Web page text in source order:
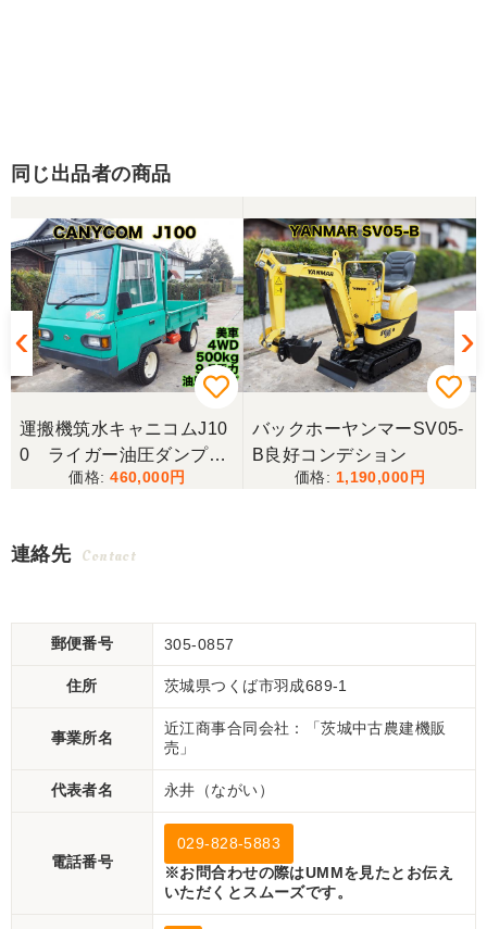
同じ出品者の商品
運搬機筑水キャニコムJ10
0 ライガー油圧ダンプ、
パワステ、公道可
460,000
バックホーヤンマーSV05-
B良好コンデション
1,190,000
連絡先 Contact
郵便番号 305-0857
住所 茨城県つくば市羽成689-1
事業所名
近江商事合同会社：「茨城中古農建機販
売」
代表者名 永井（ながい）
電話番号
029-828-5883
※お問合わせの際はUMMを見たとお伝え
いただくとスムーズです。